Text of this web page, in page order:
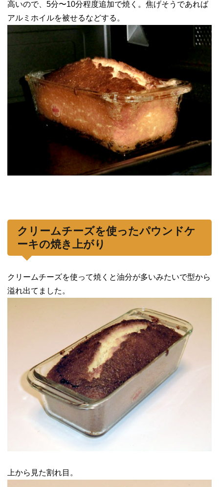
高いので、5分〜10分程度追加で焼く。焦げそうであれば
アルミホイルを被せるなどする。
クリームチーズを使ったパウンドケ
ーキの焼き上がり
クリームチーズを使って焼くと油分が多いみたいで型から
溢れ出てました。
上から見た割れ目。